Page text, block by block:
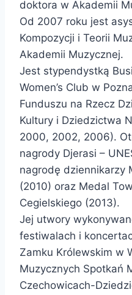
doktora w Akademii
Od 2007 roku jest
Kompozycji i Teorii
Akademii Muzycznej.
Jest stypendystką
Women’s Club w
Funduszu na Rzecz
Kultury i Dziedzictwa
2000, 2002, 2006).
nagrody Djerasi –
nagrodę dziennikarzy
(2010) oraz Medal
Cegielskiego (2013).
Jej utwory
festiwalach i
Zamku Królewskim w
Muzycznych Spotkań
Czechowicach-